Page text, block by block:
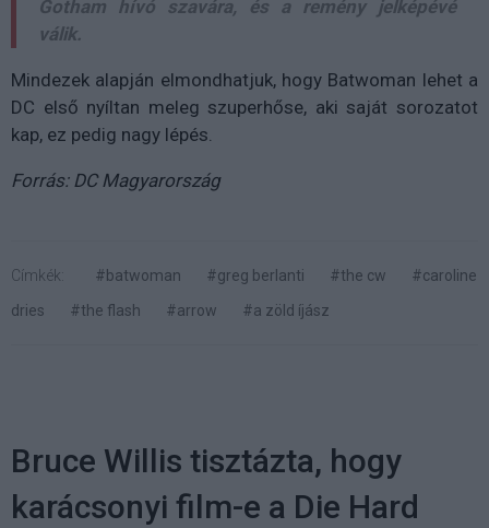
Gotham hívó szavára, és a remény jelképévé
válik.
Mindezek alapján elmondhatjuk, hogy Batwoman lehet a
DC első nyíltan meleg szuperhőse, aki saját sorozatot
kap, ez pedig nagy lépés.
Forrás: DC Magyarország
Címkék: #batwoman #greg berlanti #the cw
#caroline
dries
#the flash #arrow #a zöld íjász
Bruce Willis tisztázta, hogy
karácsonyi film-e a Die Hard